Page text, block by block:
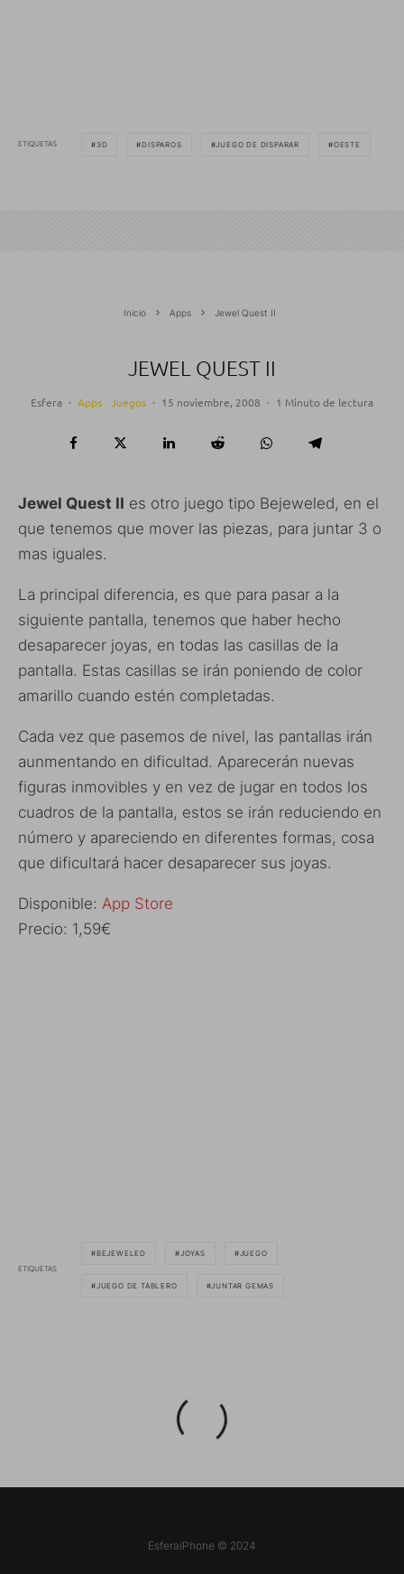
ETIQUETAS 3D DISPAROS JUEGO DE DISPARAR OESTE
Inicio Apps Jewel Quest II
JEWEL QUEST II
Esfera · Apps Juegos · 15 noviembre, 2008 · 1 Minuto de lectura
Jewel Quest II es otro juego tipo Bejeweled, en el
que tenemos que mover las piezas, para juntar 3 o
mas iguales.
La principal diferencia, es que para pasar a la
siguiente pantalla, tenemos que haber hecho
desaparecer joyas, en todas las casillas de la
pantalla. Estas casillas se irán poniendo de color
amarillo cuando estén completadas.
Cada vez que pasemos de nivel, las pantallas irán
aunmentando en dificultad. Aparecerán nuevas
figuras inmovibles y en vez de jugar en todos los
cuadros de la pantalla, estos se irán reduciendo en
número y apareciendo en diferentes formas, cosa
que dificultará hacer desaparecer sus joyas.
Disponible: App Store
Precio: 1,59€
ETIQUETAS
BEJEWELED JOYAS JUEGO
JUEGO DE TABLERO JUNTAR GEMAS
EsferaiPhone © 2024